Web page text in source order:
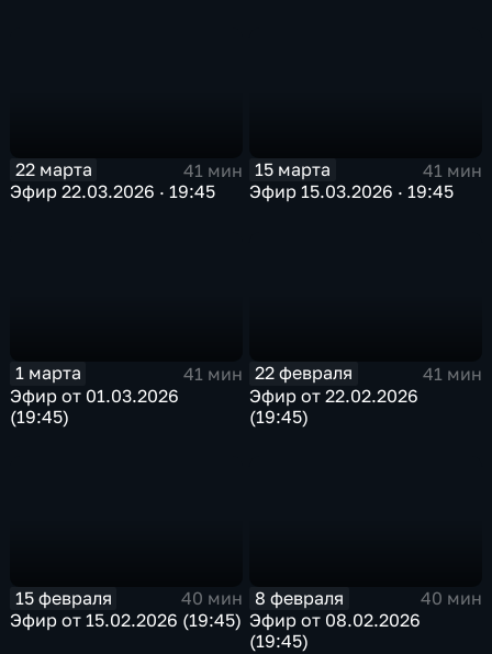
22 марта
41 мин
Эфир 22.03.2026 · 19:45
15 марта
41 мин
Эфир 15.03.2026 · 19:45
1 марта
41 мин
Эфир от 01.03.2026
(19:45)
22 февраля
41 мин
Эфир от 22.02.2026
(19:45)
15 февраля
40 мин
Эфир от 15.02.2026 (19:45)
8 февраля
40 мин
Эфир от 08.02.2026
(19:45)